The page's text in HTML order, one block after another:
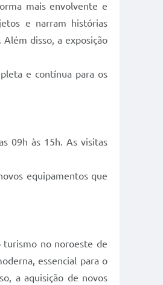
mais envolvente e
e narram histórias
disso, a exposição
e contínua para os
09h às 15h. As visitas
equipamentos que
turismo no noroeste de
essencial para o
a aquisição de novos